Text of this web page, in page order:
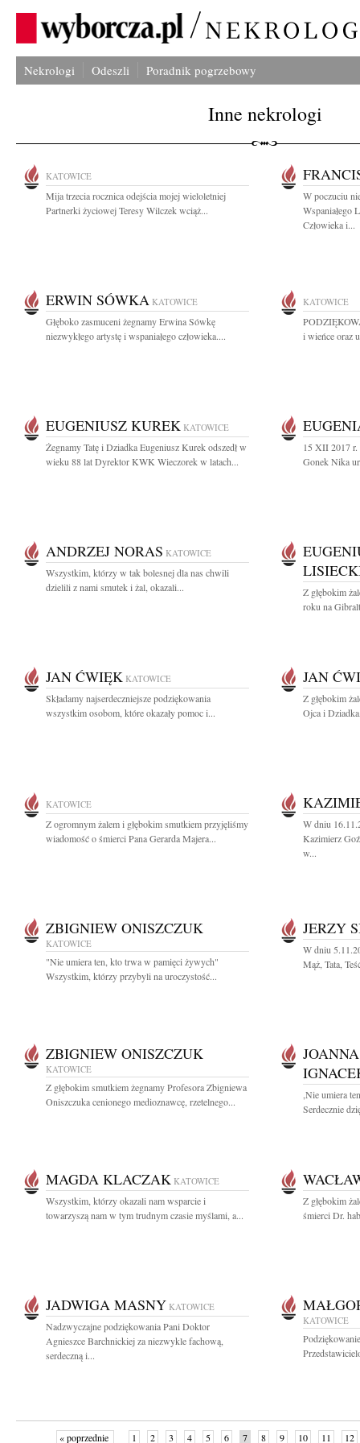
Nekrologi Odeszli Poradnik pogrzebowy
Inne nekrologi
KATOWICE
Mija trzecia rocznica odejścia mojej wieloletniej
Partnerki życiowej Teresy Wilczek wciąż...
W poczuciu
Wspaniałego
Człowieka i...
ERWIN SÓWKA KATOWICE
Głęboko zasmuceni żegnamy Erwina Sówkę
niezwykłego artystę i wspaniałego człowieka....
KATOWICE
i wieńce oraz
EUGENIUSZ KUREK KATOWICE
Żegnamy Tatę i Dziadka Eugeniusz Kurek odszedł w
wieku 88 lat Dyrektor KWK Wieczorek w latach...
15 XII 2017 r.
Gonek Nika
ANDRZEJ NORAS KATOWICE
Wszystkim, którzy w tak bolesnej dla nas chwili
dzielili z nami smutek i żal, okazali...
Z głębokim
roku na
JAN ĆWIĘK KATOWICE
Składamy najserdeczniejsze podziękowania
wszystkim osobom, które okazały pomoc i...
JAN
Z głębokim
Ojca i
KATOWICE
Z ogromnym żalem i głębokim smutkiem przyjęliśmy
wiadomość o śmierci Pana Gerarda Majera...
W dniu
Kazimierz
w...
ZBIGNIEW ONISZCZUK
KATOWICE
"Nie umiera ten, kto trwa w pamięci żywych"
Wszystkim, którzy przybyli na uroczystość...
JERZY
W dniu
Mąż, Tata,
ZBIGNIEW ONISZCZUK
KATOWICE
Z głębokim smutkiem żegnamy Profesora Zbigniewa
Oniszczuka cenionego medioznawcę, rzetelnego...
,Nie umiera
Serdecznie
MAGDA KLACZAK KATOWICE
Wszystkim, którzy okazali nam wsparcie i
towarzyszą nam w tym trudnym czasie myślami, a...
Z głębokim
śmierci Dr.
JADWIGA MASNY KATOWICE
Nadzwyczajne podziękowania Pani Doktor
Agnieszce Barchnickiej za niezwykle fachową,
serdeczną i...
KATOWICE
« poprzednie 1 2 3 4 5 6 7 8 9 10 11 12